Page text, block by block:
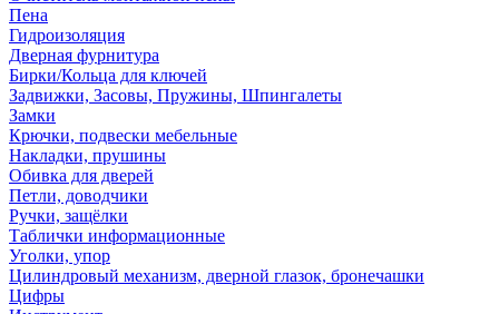
Пена
Гидроизоляция
Дверная фурнитура
Бирки/Кольца для ключей
Задвижки, Засовы, Пружины, Шпингалеты
Замки
Крючки, подвески мебельные
Накладки, прушины
Обивка для дверей
Петли, доводчики
Ручки, защёлки
Таблички информационные
Уголки, упор
Цилиндровый механизм, дверной глазок, бронечашки
Цифры